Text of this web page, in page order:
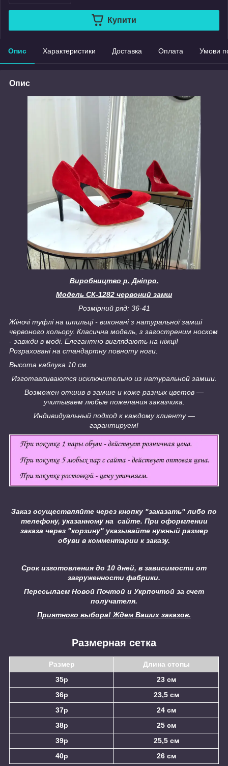
Купити
Опис Характеристики Доставка Оплата Умови
Опис
Виробництво р. Дніпро.
Модель СК-1282 червоний замш
Розмірний ряд: 36-41
Жіночі туфлі на шпильці - виконані з натуральної замші
червоного кольору. Класична модель, з загостреним носком
- завжди в моді. Елегантно виглядають на ніжці!
Розраховані на стандартну повноту ноги.
Высота каблука 10 см.
Изготавливаются исключительно из натуральной замши.
Возможен отшив в замше и коже разных цветов ―
учитываем любые пожелания заказчика.
Индивидуальный подход к каждому клиенту ―
гарантируем!
Заказ осуществляйте через кнопку "заказать" либо по
телефону, указанному на сайте. При оформлении
заказа через "корзину" указывайте нужный размер
обуви в комментарии к заказу.
Срок изготовления до 10 дней, в зависимости от
загруженности фабрики.
Пересылаем Новой Почтой и Укрпочтой за счет
получателя.
Приятного выбора! Ждем Ваших заказов.
Размер Длина стопы
Размерная сетка
35р
23 см
36р
23,5 см
37р
24 см
38р
25 см
39р
25,5 см
40р
26 см